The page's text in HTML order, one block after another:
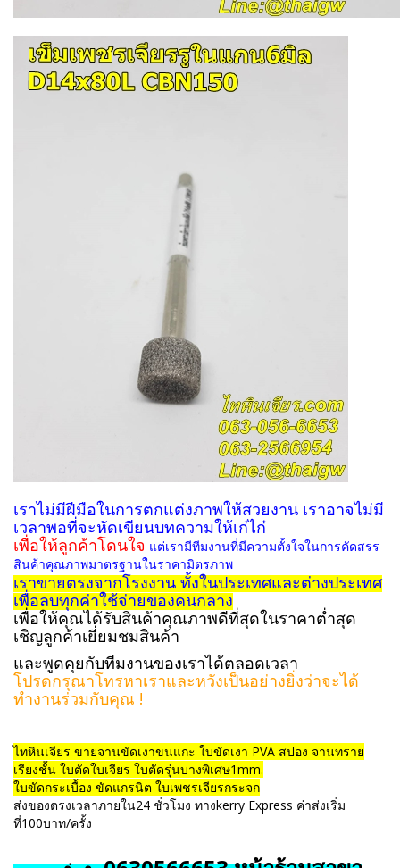
เราไม่มีฝีมือในการตกแต่งภาพให้สวยงาน เราอาจไม่มี
เวลาพอที่จะหัดเขียนบทความให้เก๋ไก๋
เพื่อให้ลูกค้าโดนใจ แต่เรามีทีมงานที่มีความตั้งใจในการคัดสรร
สินค้าคุณภาพมาตรฐานในราคามิตรภาพ
เราขายตรงจากโรงงาน ทั้งในประเทศและต่างประเทศ
เพื่อลบทุกค่าใช้จ่ายของคนกลาง
เพื่อให้คุณได้รับสินค้าคุณภาพดีที่สุดในราคาต่ำสุด
เชิญลูกค้าเยี่ยมชมสินค้า
และพูดคุยกับทีมงานของเราได้ตลอดเวลา
โปรดกรุณาโทรหาเราและหวังเป็นอย่างยิ่งว่าจะได้
ทำงานร่วมกับคุณ !
ไทหินเจียร ขายจานขัดเงาขนแกะ ใบขัดเงา PVA สปอง จานทราย
เรียงชั้น ใบตัดใบเจียร ใบตัดรุ่นบางพิเศษ1mm.
ใบขัดกระเบื้อง ขัดแกรนิต ใบเพชรเจียรกระจก
ส่งของตรงเวลาภายใน24 ชั่วโมง ทางkerry Express ค่าส่งเริ่ม
ที่100บาท/ครั้ง